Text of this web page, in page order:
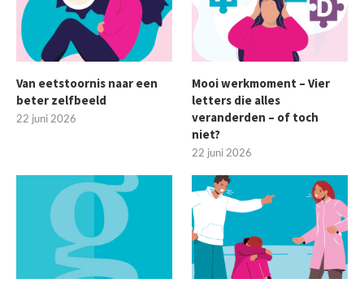
Van eetstoornis naar een
beter zelfbeeld
22 juni 2026
Mooi werkmoment – Vier
letters die alles
veranderden – of toch
niet?
22 juni 2026